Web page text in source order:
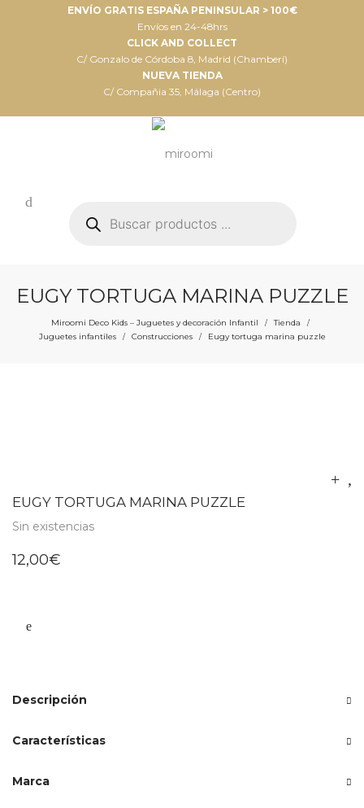
ENVÍO GRATIS ESPAÑA PENINSULAR > 100€
Envíos en 24-48hrs
CLICK AND COLLECT
C/ Gonzalo de Córdoba 8, Madrid (Chamberí)
NUEVA TIENDA
C/ Compañia 35, Málaga (Centro)
productos
EUGY TORTUGA MARINA PUZZLE
Miroomi Deco Kids – Juguetes y decoración Infantil / Tienda /
Juguetes infantiles / Construcciones / Eugy tortuga marina puzzle
EUGY TORTUGA MARINA PUZZLE
Sin existencias
12,00€
Descripción
Características
Marca